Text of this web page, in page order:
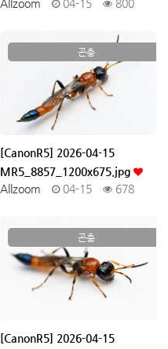
Allzoom
04-15 800
곤충
[CanonR5] 2026-04-15
MR5_8857_1200x675.jpg
Allzoom
04-15 678
곤충
[CanonR5] 2026-04-15